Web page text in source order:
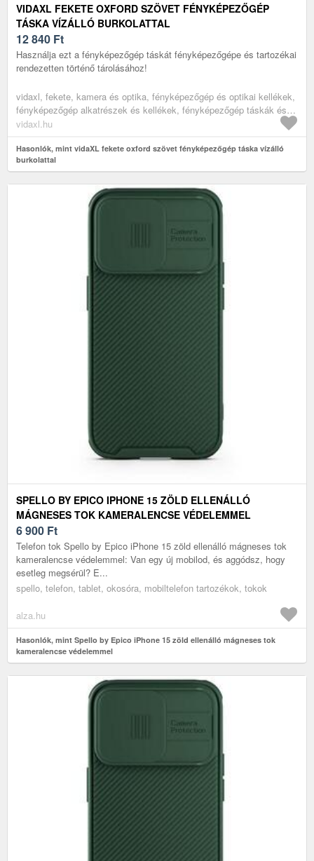
VIDAXL FEKETE OXFORD SZÖVET FÉNYKÉPEZŐGÉP
TÁSKA VÍZÁLLÓ BURKOLATTAL
12 840 Ft
Használja ezt a fényképezőgép táskát fényképezőgépe és tartozékai
rendezetten történő tárolásához!
vidaxl, fekete, kamera és optika, fényképezőgép és optikai kellékek,
fényképezőgép alkatrészek és kellékek, fényképezőgép táskák és
tokok
vidaxl.hu
Hasonlók, mint vidaXL fekete oxford szövet fényképezőgép táska vízálló
burkolattal
SPELLO BY EPICO IPHONE 15 ZÖLD ELLENÁLLÓ
MÁGNESES TOK KAMERALENCSE VÉDELEMMEL
6 900 Ft
Telefon tok Spello by Epico iPhone 15 zöld ellenálló mágneses tok
kameralencse védelemmel: Van egy új mobilod, és aggódsz, hogy
esetleg megsérül? E...
spello, telefon, tablet, okosóra, mobiltelefon tartozékok, tokok
alza.hu
Hasonlók, mint Spello by Epico iPhone 15 zöld ellenálló mágneses tok
kameralencse védelemmel